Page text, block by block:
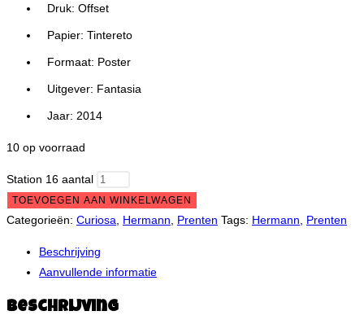
Druk: Offset
Papier: Tintereto
Formaat: Poster
Uitgever: Fantasia
Jaar: 2014
10 op voorraad
Station 16 aantal
TOEVOEGEN AAN WINKELWAGEN
Categorieën: Curiosa Hermann Prenten Tags: Hermann Prenten
Beschrijving
Aanvullende informatie
Beschrijving